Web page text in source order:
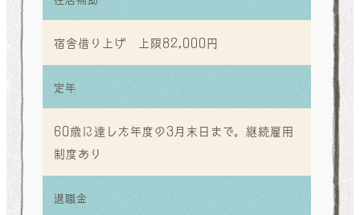
宿舎借り上げ 上限82,000円
定年
60歳に達した年度の3月末日まで。継続雇用
制度あり
退職金